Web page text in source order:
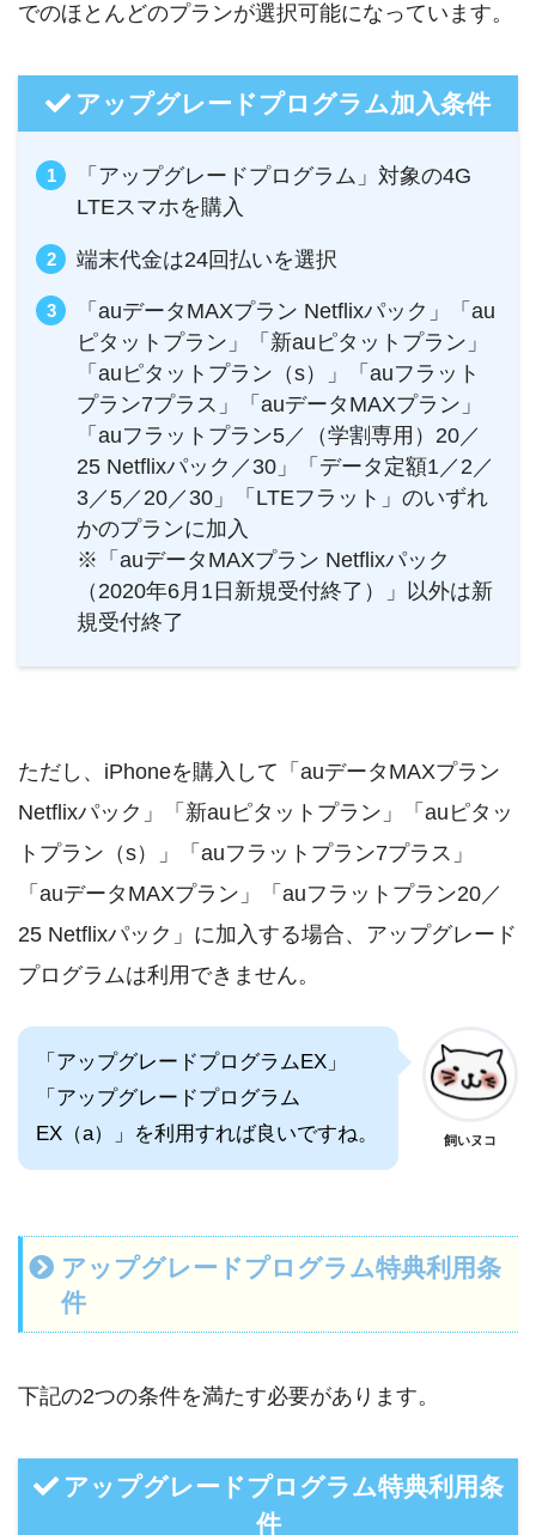
でのほとんどのプランが選択可能になっています。
アップグレードプログラム加入条件
「アップグレードプログラム」対象の4G
LTEスマホを購入
端末代金は24回払いを選択
「auデータMAXプラン Netflixパック」「au
ピタットプラン」「新auピタットプラン」
「auピタットプラン（s）」「auフラット
プラン7プラス」「auデータMAXプラン」
「auフラットプラン5／（学割専用）20／
25 Netflixパック／30」「データ定額1／2／
3／5／20／30」「LTEフラット」のいずれ
かのプランに加入
※「auデータMAXプラン Netflixパック
（2020年6月1日新規受付終了）」以外は新
規受付終了
ただし、iPhoneを購入して「auデータMAXプラン
Netflixパック」「新auピタットプラン」「auピタッ
トプラン（s）」「auフラットプラン7プラス」
「auデータMAXプラン」「auフラットプラン20／
25 Netflixパック」に加入する場合、アップグレード
プログラムは利用できません。
「アップグレードプログラムEX」
「アップグレードプログラム
EX（a）」を利用すれば良いですね。
飼いヌコ
アップグレードプログラム特典利用条
件
下記の2つの条件を満たす必要があります。
アップグレードプログラム特典利用条
件